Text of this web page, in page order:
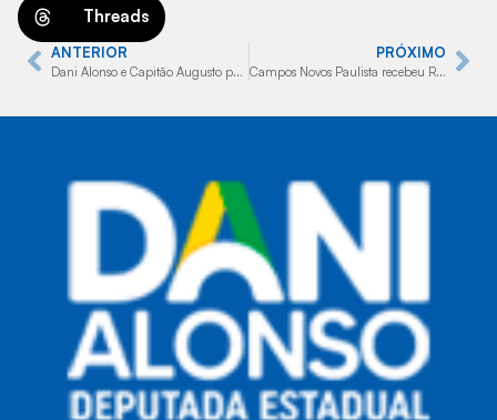
Threads
ANTERIOR
Dani Alonso e Capitão Augusto participam de ato com Bolsonaro, Michelle e Tarcísio na Paulista
PRÓXIMO
Campos Novos Paulista recebeu R$ 2,5 milhões da deputada Dani Alonso e do deputado Capitão Augusto